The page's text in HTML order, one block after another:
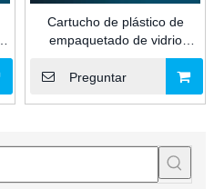
Cartucho de plástico de
empaquetado de vidrio
industrial de 350 ml de vidrio
industrial para sellador de
silicona con decoración
Preguntar